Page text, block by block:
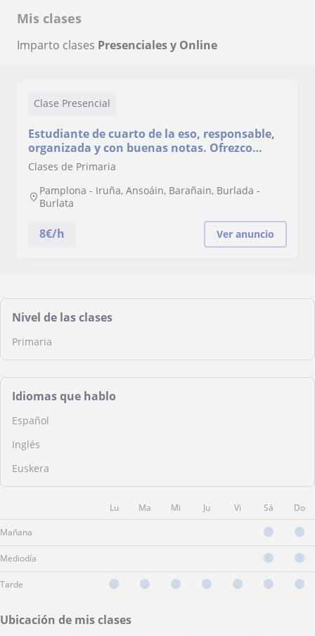
Mis clases
Imparto clases Presenciales y Online
Clase Presencial
Estudiante de cuarto de la eso, responsable,
organizada y con buenas notas. Ofrezco
refuerzo online para Primaria.
Clases de Primaria
Pamplona - Iruña, Ansoáin, Barañain, Burlada -
Burlata
8€/h Ver anuncio
Nivel de las clases
Primaria
Idiomas que hablo
Español
Inglés
Euskera
Lu Ma Mi Ju Vi Sá Do
Mañana
Mediodía
Tarde
Ubicación de mis clases